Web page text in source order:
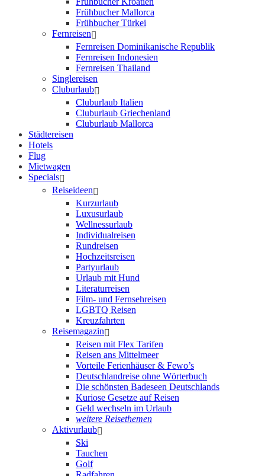
Frühbucher Mallorca
Frühbucher Türkei
Fernreisen
Fernreisen Dominikanische Republik
Fernreisen Indonesien
Fernreisen Thailand
Singlereisen
Cluburlaub
Cluburlaub Italien
Cluburlaub Griechenland
Cluburlaub Mallorca
Städtereisen
Hotels
Flug
Mietwagen
Specials
Reiseideen
Kurzurlaub
Luxusurlaub
Wellnessurlaub
Individualreisen
Rundreisen
Hochzeitsreisen
Partyurlaub
Urlaub mit Hund
Literaturreisen
Film- und Fernsehreisen
LGBTQ Reisen
Kreuzfahrten
Reisemagazin
Reisen mit Flex Tarifen
Reisen ans Mittelmeer
Vorteile Ferienhäuser & Fewo’s
Deutschlandreise ohne Wörterbuch
Die schönsten Badeseen Deutschlands
Kuriose Gesetze auf Reisen
Geld wechseln im Urlaub
weitere Reisethemen
Aktivurlaub
Ski
Tauchen
Golf